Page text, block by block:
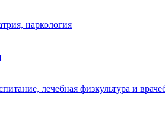
наркология
лечебная физкультура и